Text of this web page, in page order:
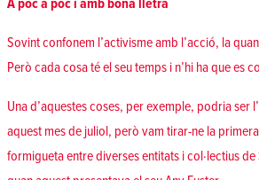
A poc a poc i amb bona lletra
Sovint confonem l’activisme amb l’acció, la
Però cada cosa té el seu temps i n’hi ha que es
Una d’aquestes coses, per exemple, podria ser
aquest mes de juliol, però vam tirar-ne la
formigueta entre diverses entitats i col·lectius